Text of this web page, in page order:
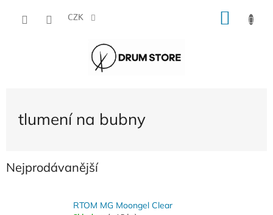
CZK
tlumení na bubny
Nejprodávanější
RTOM MG Moongel Clear